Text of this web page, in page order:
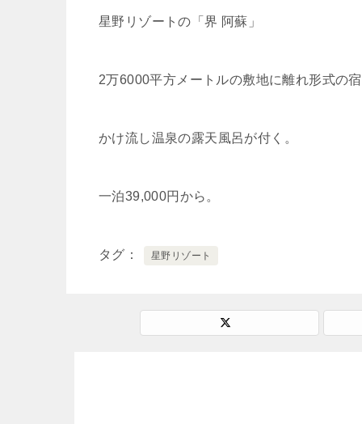
星野リゾートの「界 阿蘇」
2万6000平方メートルの敷地に離れ形式の
かけ流し温泉の露天風呂が付く。
一泊39,000円から。
タグ 星野リゾート